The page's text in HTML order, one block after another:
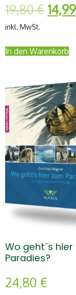
19,80€
Preis
19,80
14,99
inkl. MwSt.
In den Warenkorb
Wo geht´s hier
Paradies?
24,80 €